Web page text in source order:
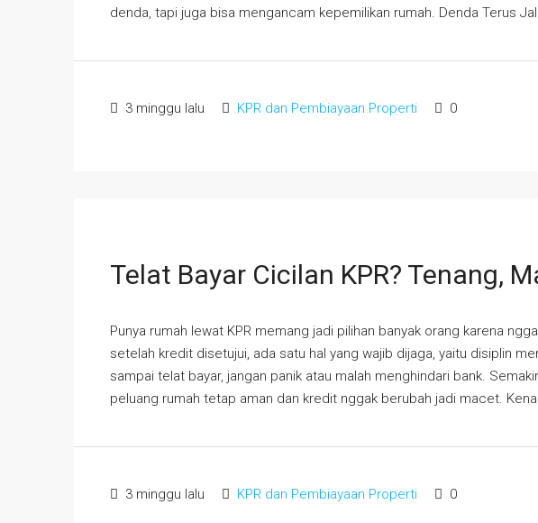
denda, tapi juga bisa mengancam kepemilikan rumah. Denda Terus
3 minggu lalu KPR dan Pembiayaan Properti 0
Telat Bayar Cicilan KPR? Tenang,
Punya rumah lewat KPR memang jadi pilihan banyak orang karena
setelah kredit disetujui, ada satu hal yang wajib dijaga, yaitu disiplin
sampai telat bayar, jangan panik atau malah menghindari bank.
peluang rumah tetap aman dan kredit nggak berubah jadi macet.
3 minggu lalu KPR dan Pembiayaan Properti 0